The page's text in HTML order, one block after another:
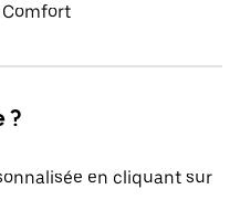
Comfort
?
en cliquant sur